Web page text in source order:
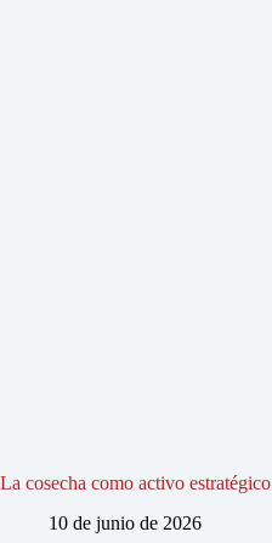
La cosecha como activo estratégico
10 de junio de 2026